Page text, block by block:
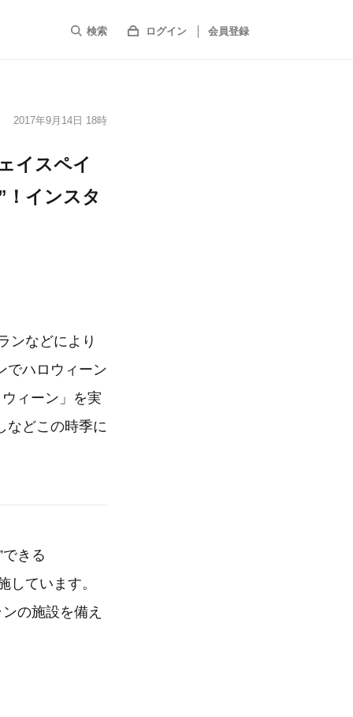
検索 ログイン 会員登録
2017年9月14日 18時
イスペイ
インスタ
ンなどにより
でハロウィーン
ィーン」を実
などこの時季に
きる
しています。
の施設を備え